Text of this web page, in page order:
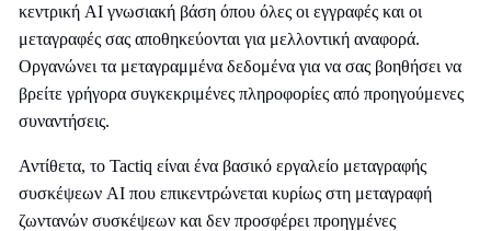
κεντρική AI γνωσιακή βάση όπου όλες οι εγγραφές και οι
μεταγραφές σας αποθηκεύονται για μελλοντική αναφορά.
Οργανώνει τα μεταγραμμένα δεδομένα για να σας βοηθήσει να
βρείτε γρήγορα συγκεκριμένες πληροφορίες από προηγούμενες
συναντήσεις.
Αντίθετα, το Tactiq είναι ένα βασικό εργαλείο μεταγραφής
συσκέψεων AI που επικεντρώνεται κυρίως στη μεταγραφή
ζωντανών συσκέψεων και δεν προσφέρει προηγμένες